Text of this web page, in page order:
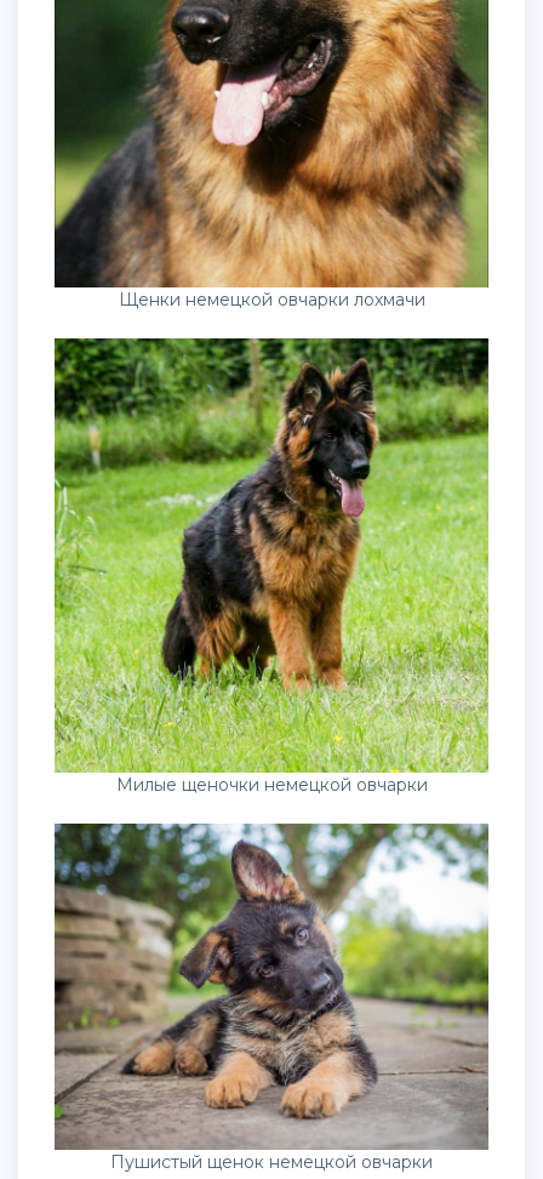
Щенки немецкой овчарки лохмачи
Милые щеночки немецкой овчарки
Пушистый щенок немецкой овчарки